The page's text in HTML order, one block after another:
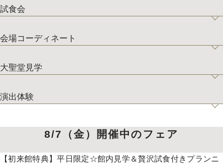
試食会
会場コーディネート
大聖堂見学
演出体験
8/7（金）開催中のフェア
【初来館特典】平日限定☆館内見学＆贅沢試食付きプランニ